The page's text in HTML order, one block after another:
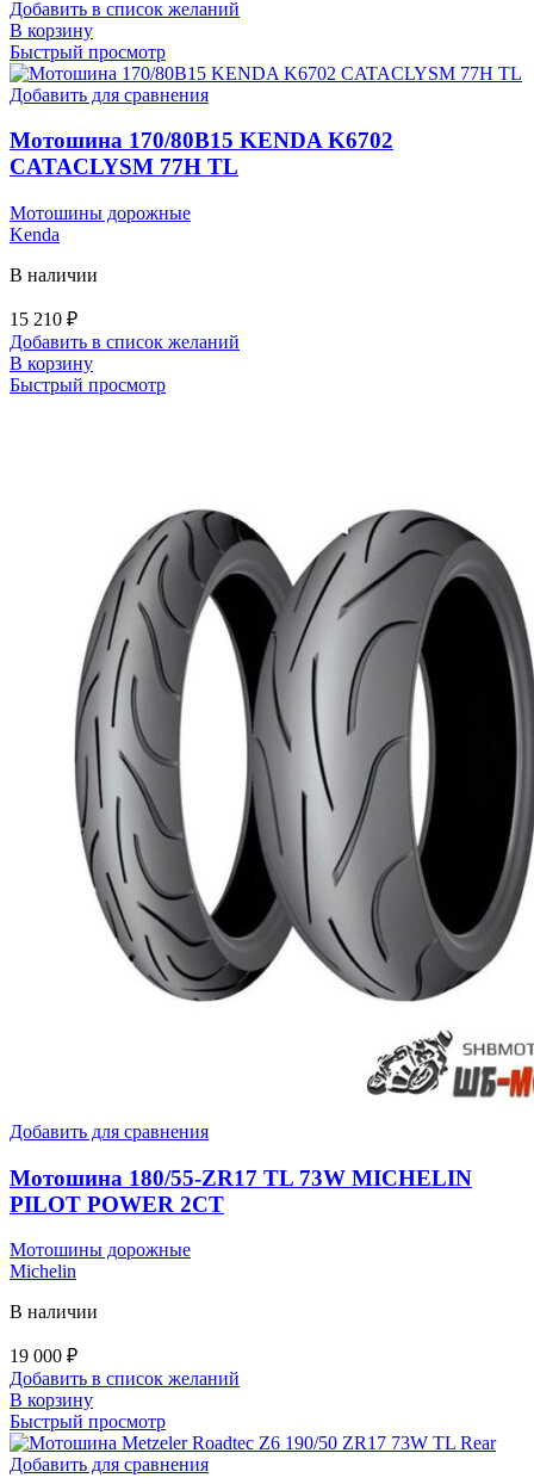
Добавить в список желаний
В корзину
Быстрый просмотр
Добавить для сравнения
Мотошина 170/80B15 KENDA K6702
CATACLYSM 77H TL
Мотошины дорожные
Kenda
В наличии
15 210 ₽
Добавить в список желаний
В корзину
Быстрый просмотр
Добавить для сравнения
Мотошина 180/55-ZR17 TL 73W MICHELIN
PILOT POWER 2CT
Мотошины дорожные
Michelin
В наличии
19 000 ₽
Добавить в список желаний
В корзину
Быстрый просмотр
Добавить для сравнения